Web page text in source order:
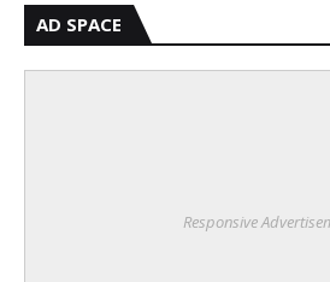
AD SPACE
Responsive